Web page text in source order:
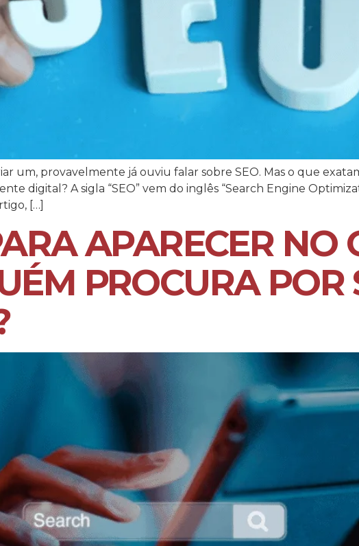
um, provavelmente já ouviu falar sobre SEO. Mas o que
digital? A sigla “SEO” vem do inglês “Search Engine
[…]
APARECER NO
PROCURA POR